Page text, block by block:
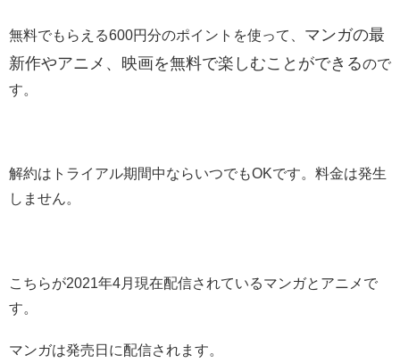
無料でもらえる600円分のポイントを使って、 マンガの最
新作やアニメ、映画を無料で楽しむことができるので
す。
解約はトライアル期間中ならいつでもOKです。料金は発生
しません。
こちらが2021年4月現在配信されているマンガとアニメで
す。
マンガは発売日に配信されます。